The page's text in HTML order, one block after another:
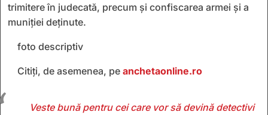
trimitere în judecată, precum și confiscarea armei și a
muniției deținute.
foto descriptiv
Citiți, de asemenea, pe anchetaonline.ro
Veste bună pentru cei care vor să devină detectivi